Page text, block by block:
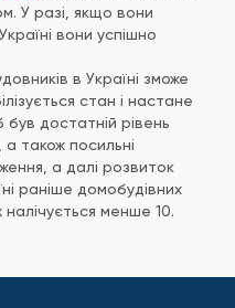
У разі, якщо вони
вони успішно
в Україні зможе
стан і настане
достатній рівень
а також посильні
а далі розвиток
раніше домобудівних
налічується менше 10.